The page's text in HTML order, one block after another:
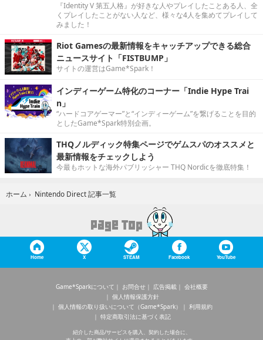
『Identity V 第五人格』が好きな人やプレイしたことある人、全
くプレイしたことがない人など、様々な4人を集めてプレイして
みました！
Riot Gamesの最新情報をキャッチアップできる総合
ニュースサイト「FISTBUMP」
サイトの運営はGame*Spark！
インディーゲーム特化のコーナー「Indie Hype Trai
n」
“ハードコアゲーマー”と“インディーゲーム”を繋げることを目的
としたGame*Spark特別企画。
THQノルディック特集ページでゲムスパのオススメと
最新情報をチェックしよう
今最もホットな海外パブリッシャー THQ Nordicを徹底特集！
ホーム › Nintendo Direct 記事一覧
Home X STEAM Facebook YouTube
Game*Sparkについて お問合せ 広告掲載
会社概要
個人情報保護方針
個人情報の取り扱いについて（Game*Spark）
利用規約
特定商取引法に基づく表記
紹介した商品/サービスを購入、契約した場合に、